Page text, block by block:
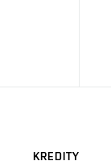
KREDITY